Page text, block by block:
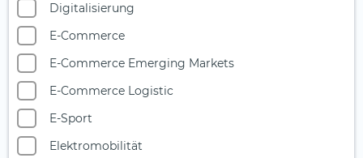
Digitalisierung
E-Commerce
E-Commerce Emerging Markets
E-Commerce Logistic
E-Sport
Elektromobilität